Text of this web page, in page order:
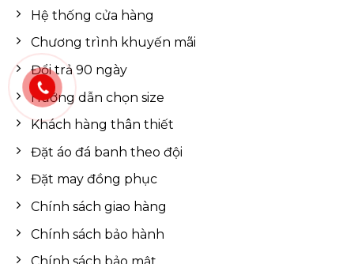
Hệ thống cửa hàng
Chương trình khuyến mãi
Đổi trả 90 ngày
Hướng dẫn chọn size
Khách hàng thân thiết
Đặt áo đá banh theo đội
Đặt may đồng phục
Chính sách giao hàng
Chính sách bảo hành